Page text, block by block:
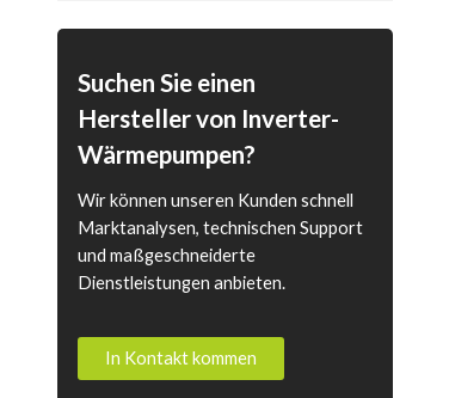
Suchen Sie einen
Hersteller von Inverter-
Wärmepumpen?
Wir können unseren Kunden schnell
Marktanalysen, technischen Support
und maßgeschneiderte
Dienstleistungen anbieten.
In Kontakt kommen